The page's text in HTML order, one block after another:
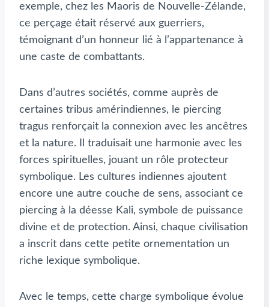
exemple, chez les Maoris de Nouvelle-Zélande,
ce perçage était réservé aux guerriers,
témoignant d’un honneur lié à l’appartenance à
une caste de combattants.
Dans d’autres sociétés, comme auprès de
certaines tribus amérindiennes, le piercing
tragus renforçait la connexion avec les ancêtres
et la nature. Il traduisait une harmonie avec les
forces spirituelles, jouant un rôle protecteur
symbolique. Les cultures indiennes ajoutent
encore une autre couche de sens, associant ce
piercing à la déesse Kali, symbole de puissance
divine et de protection. Ainsi, chaque civilisation
a inscrit dans cette petite ornementation un
riche lexique symbolique.
Avec le temps, cette charge symbolique évolue